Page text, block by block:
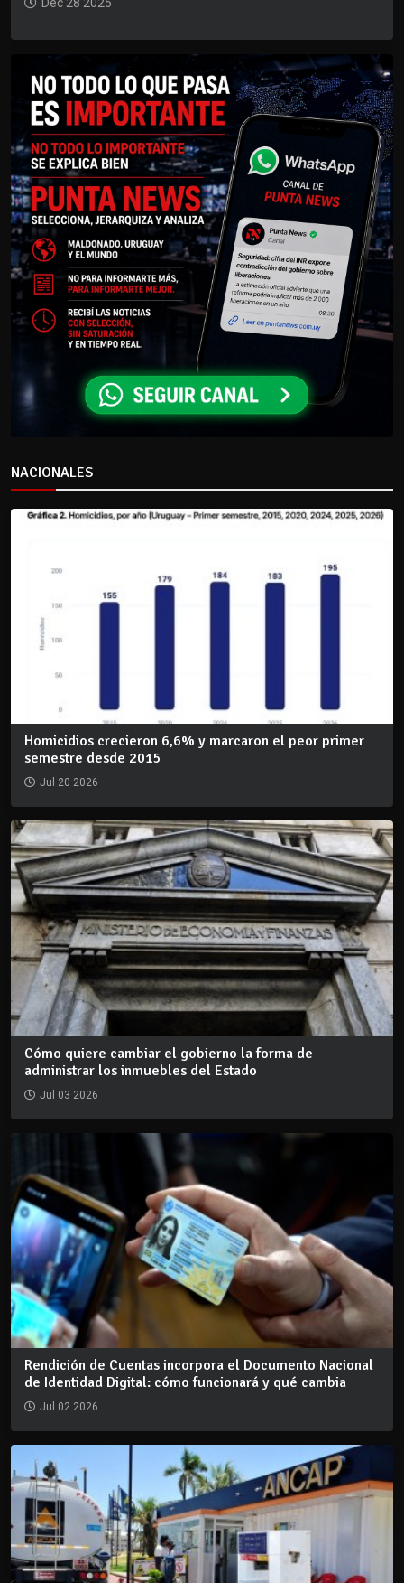
NACIONALES
Homicidios crecieron 6,6% y marcaron el peor primer
semestre desde 2015
Jul 20 2026
Cómo quiere cambiar el gobierno la forma de
administrar los inmuebles del Estado
Jul 03 2026
Rendición de Cuentas incorpora el Documento Nacional
de Identidad Digital: cómo funcionará y qué cambia
Jul 02 2026